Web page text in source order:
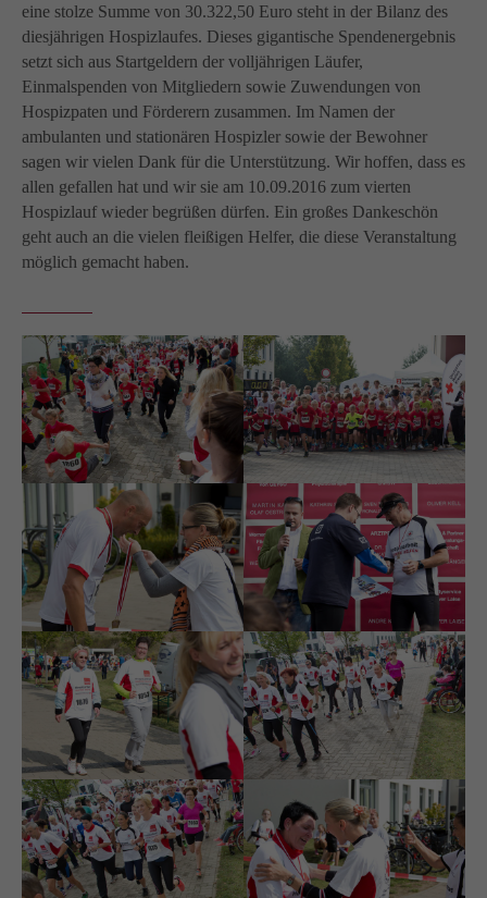
eine stolze Summe von 30.322,50 Euro steht in der Bilanz des
diesjährigen Hospizlaufes. Dieses gigantische Spendenergebnis
setzt sich aus Startgeldern der volljährigen Läufer,
Einmalspenden von Mitgliedern sowie Zuwendungen von
Hospizpaten und Förderern zusammen. Im Namen der
ambulanten und stationären Hospizler sowie der Bewohner
sagen wir vielen Dank für die Unterstützung. Wir hoffen, dass es
allen gefallen hat und wir sie am 10.09.2016 zum vierten
Hospizlauf wieder begrüßen dürfen. Ein großes Dankeschön
geht auch an die vielen fleißigen Helfer, die diese Veranstaltung
möglich gemacht haben.